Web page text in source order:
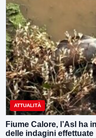
ATTUALITÀ
Fiume Calore, l’Asl ha
delle indagini effettuate